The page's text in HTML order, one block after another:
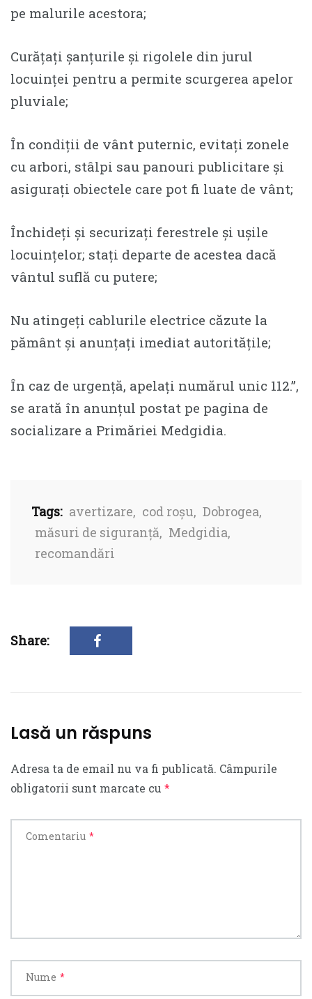
pe malurile acestora;
Curățați șanțurile și rigolele din jurul
locuinței pentru a permite scurgerea apelor
pluviale;
În condiții de vânt puternic, evitați zonele
cu arbori, stâlpi sau panouri publicitare și
asigurați obiectele care pot fi luate de vânt;
Închideți și securizați ferestrele și ușile
locuințelor; stați departe de acestea dacă
vântul suflă cu putere;
Nu atingeți cablurile electrice căzute la
pământ și anunțați imediat autoritățile;
În caz de urgență, apelați numărul unic 112.”,
se arată în anunțul postat pe pagina de
socializare a Primăriei Medgidia.
Tags: avertizare, cod roșu, Dobrogea,
măsuri de siguranță, Medgidia,
recomandări
Share:
Lasă un răspuns
Adresa ta de email nu va fi publicată. Câmpurile
obligatorii sunt marcate cu *
Comentariu *
Nume *